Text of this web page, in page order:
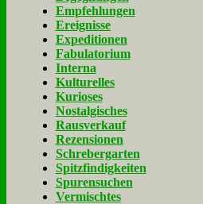
Empfehlungen
Ereignisse
Expeditionen
Fabulatorium
Interna
Kulturelles
Kurioses
Nostalgisches
Rausverkauf
Rezensionen
Schrebergarten
Spitzfindigkeiten
Spurensuchen
Vermischtes